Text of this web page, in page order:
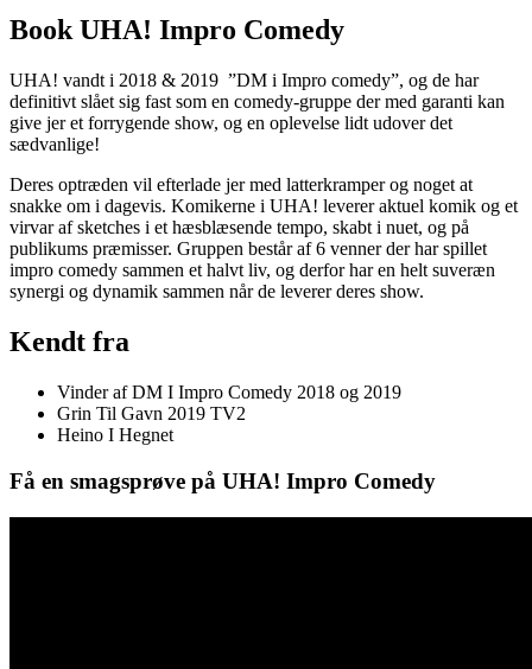
Book UHA! Impro Comedy
UHA! vandt i 2018 & 2019 ”DM i Impro comedy”, og de har
definitivt slået sig fast som en comedy-gruppe der med garanti kan
give jer et forrygende show, og en oplevelse lidt udover det
sædvanlige!
Deres optræden vil efterlade jer med latterkramper og noget at
snakke om i dagevis. Komikerne i UHA! leverer aktuel komik og et
virvar af sketches i et hæsblæsende tempo, skabt i nuet, og på
publikums præmisser. Gruppen består af 6 venner der har spillet
impro comedy sammen et halvt liv, og derfor har en helt suveræn
synergi og dynamik sammen når de leverer deres show.
Kendt fra
Vinder af DM I Impro Comedy 2018 og 2019
Grin Til Gavn 2019 TV2
Heino I Hegnet
Få en smagsprøve på UHA! Impro Comedy